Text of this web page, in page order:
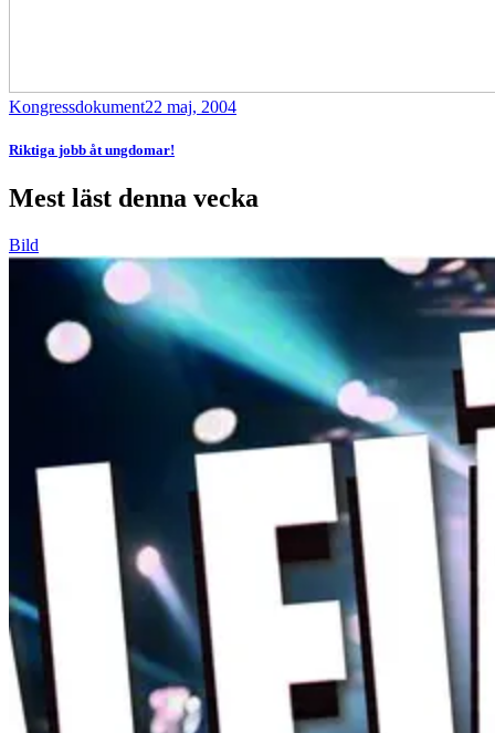
Kongressdokument22 maj, 2004
Riktiga jobb åt ungdomar!
Mest läst denna vecka
Bild